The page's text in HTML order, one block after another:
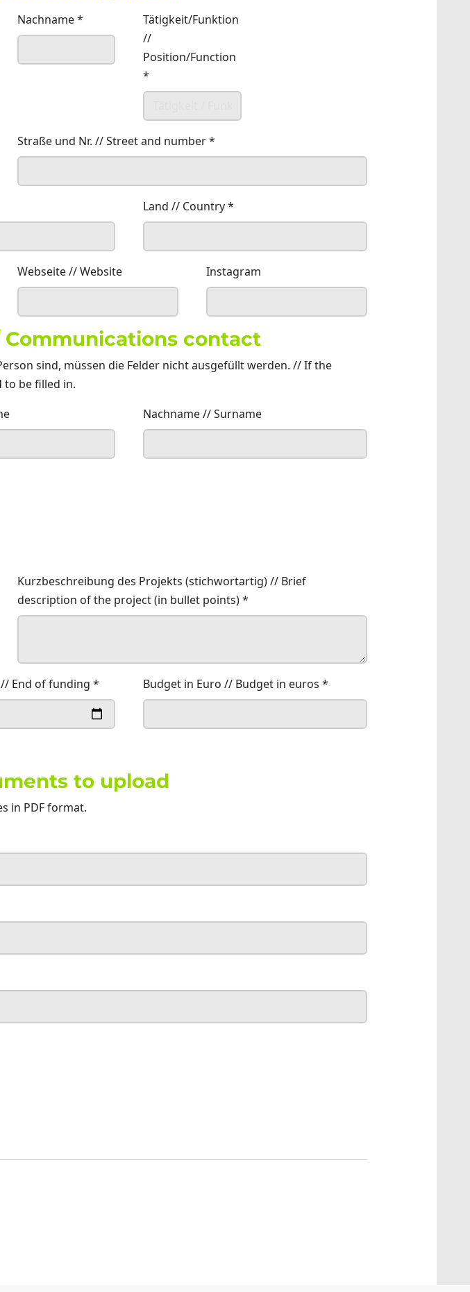
Nachname*
Tätigkeit/Funktion
//
Position/Function
*
Straße und Nr. // Street and number*
Land // Country*
Webseite // Website Instagram
contact
sind, müssen die Felder nicht ausgefüllt werden. // If the
to be filled in.
Nachname // Surname
Kurzbeschreibung des Projekts (stichwortartig) // Brief
description of the project (in bullet points)*
End of funding * Budget in Euro // Budget in euros*
to upload
in PDF format.